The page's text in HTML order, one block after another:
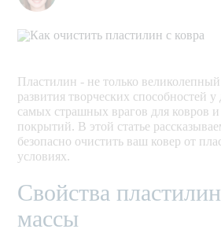
Пластилин - не только
развития творческих способностей
самых страшных врагов для ковров
покрытий. В этой статье
безопасно очистить ваш ковер от
условиях.
Свойства
массы